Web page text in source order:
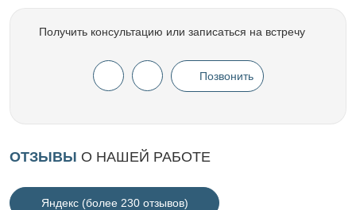
Получить консультацию или записаться на встречу
Позвонить
ОТЗЫВЫ О НАШЕЙ РАБОТЕ
Яндекс (более 230 отзывов)